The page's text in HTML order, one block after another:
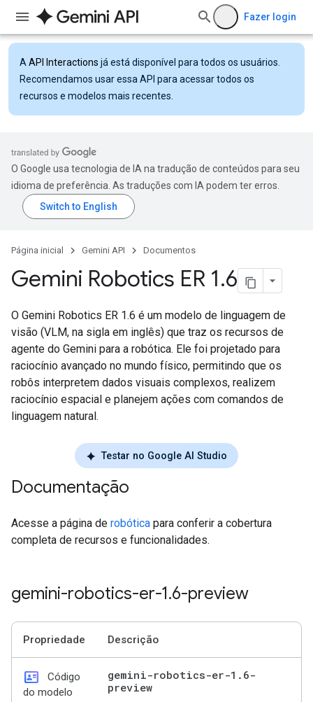
Fazer login
A API Interactions já está disponível para todos os usuários.
Recomendamos usar essa API para acessar todos os
recursos e modelos mais recentes.
O Google usa tecnologia de IA na tradução de conteúdos para seu
idioma de preferência. As traduções com IA podem ter erros.
Página inicial Gemini API Documentos
Gemini Robotics ER 1.6
O Gemini Robotics ER 1.6 é um modelo de linguagem de
visão (VLM, na sigla em inglês) que traz os recursos de
agente do Gemini para a robótica. Ele foi projetado para
raciocínio avançado no mundo físico, permitindo que os
robôs interpretem dados visuais complexos, realizem
raciocínio espacial e planejem ações com comandos de
linguagem natural.
Testar no Google AI Studio
Documentação
Acesse a página de robótica para conferir a cobertura
completa de recursos e funcionalidades.
gemini-robotics-er-1.6-preview
Propriedade Descrição
id_card
Código
do modelo
gemini-robotics-er-1 . 6-
preview